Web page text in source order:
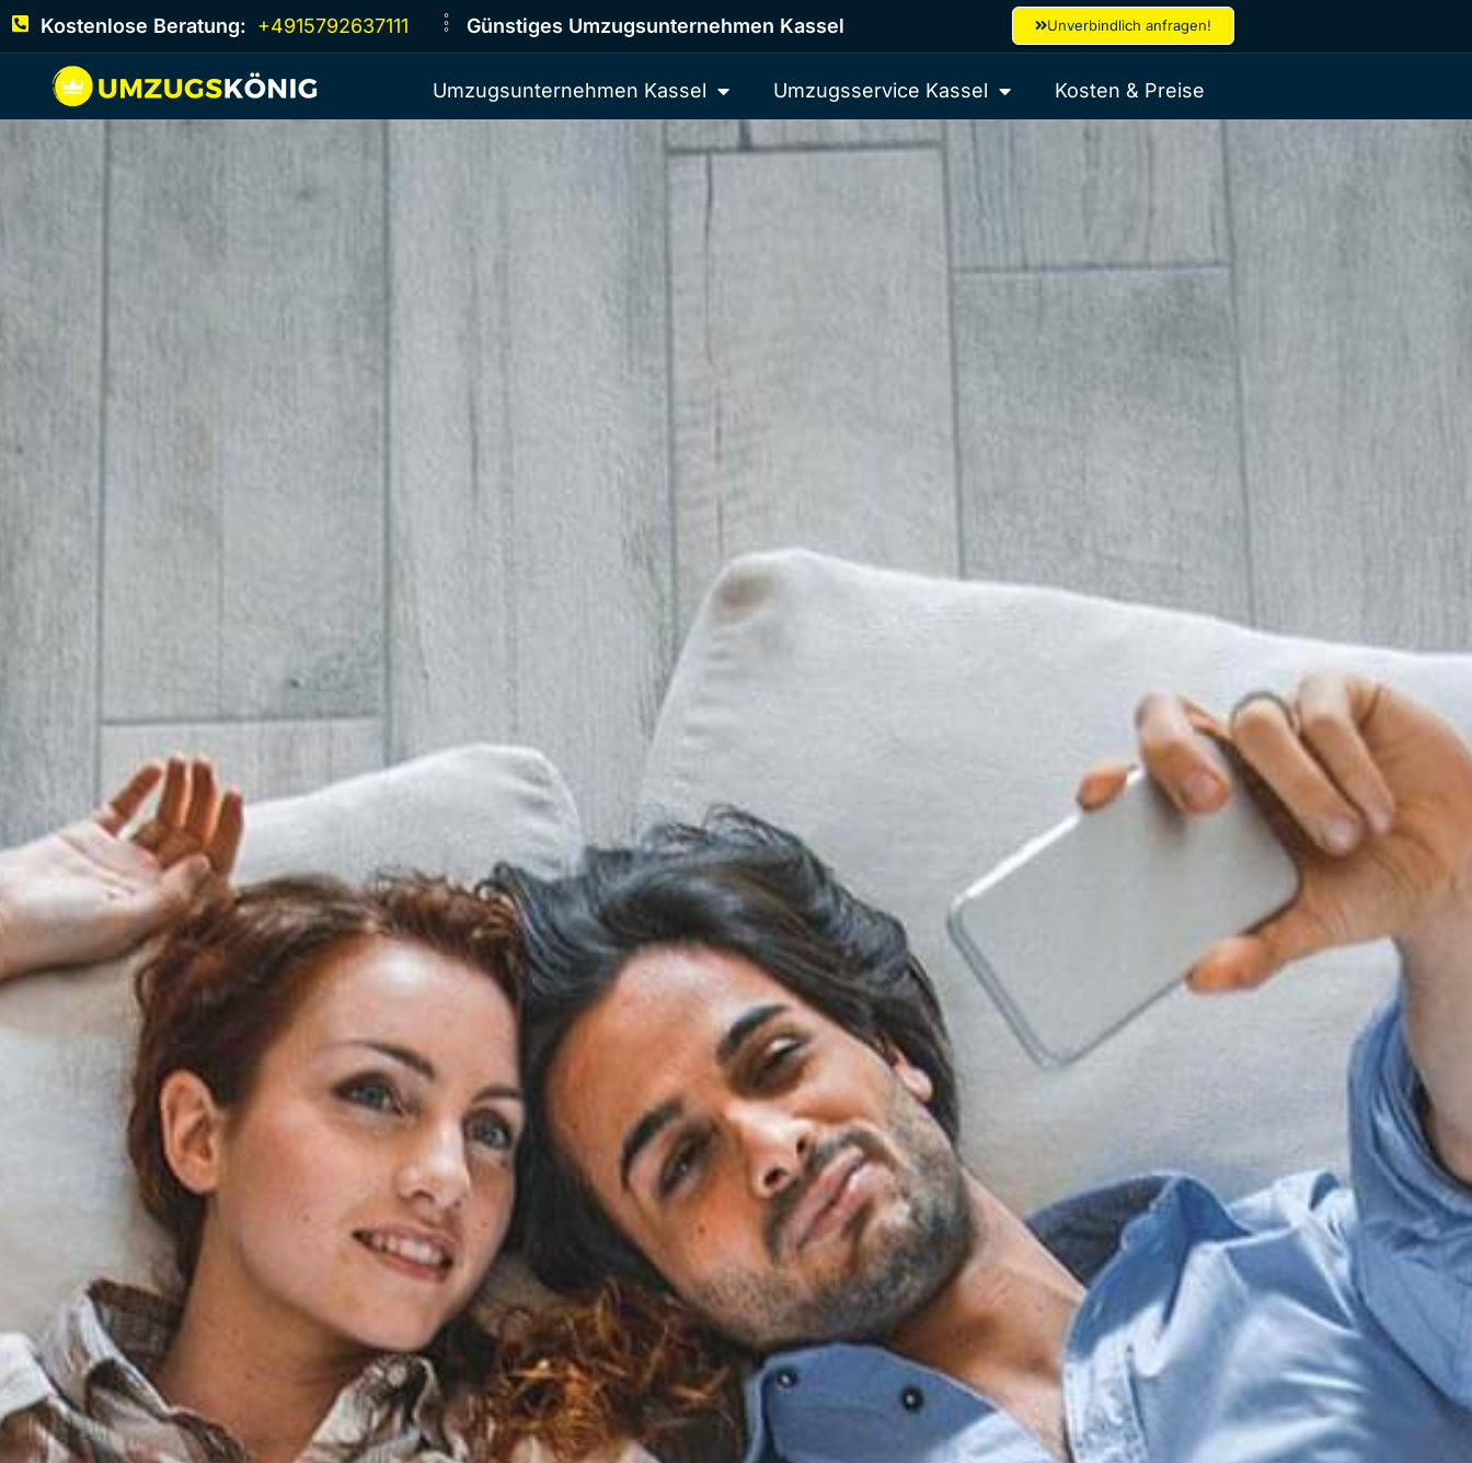
Kostenlose Beratung: +4915792637111 Günstiges Umzugsunternehmen Kassel Unverbindlich anfragen!
Umzugsunternehmen Kassel Umzugsservice Kassel Kosten & Preise